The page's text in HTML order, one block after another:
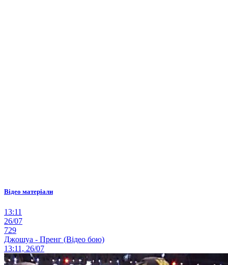
Відео матеріали
13:11
26/07
729
Джошуа - Пренг (Відео бою)
13:11, 26/07